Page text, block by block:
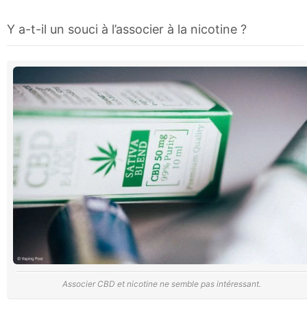
Y a-t-il un souci à l’associer à la nicotine ?
Associer CBD et nicotine ne semble pas intéressant.